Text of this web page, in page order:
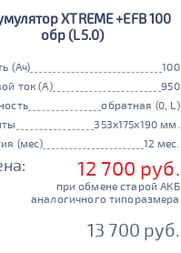
XTREME +EFB 100
обр (L5.0)
(Ач)
100
ток (А)
950
обратная (0, L)
353x175x190 мм.
(мес)
12 мес.
12 700 руб.
при обмене старой АКБ
аналогичного типоразмера
13 700 руб.